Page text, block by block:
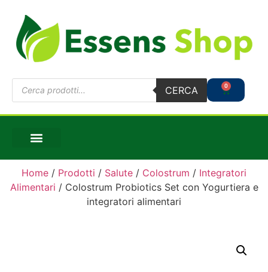
CERCA 0
Home / Prodotti / Salute / Colostrum / Integratori
Alimentari / Colostrum Probiotics Set con Yogurtiera e
integratori alimentari